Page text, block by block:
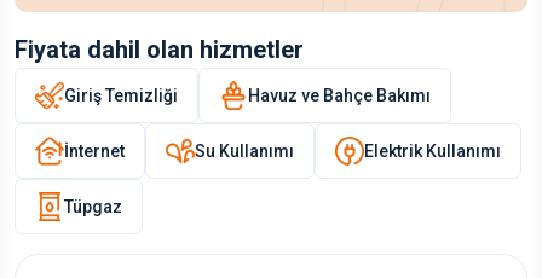
Fiyata dahil olan hizmetler
Giriş Temizliği Havuz ve Bahçe Bakımı
İnternet Su Kullanımı Elektrik Kullanımı
Tüpgaz